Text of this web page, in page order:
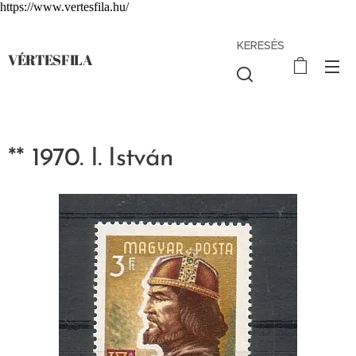
https://www.vertesfila.hu/
VÉRTESFILA
KERESÉS
** 1970. I. István